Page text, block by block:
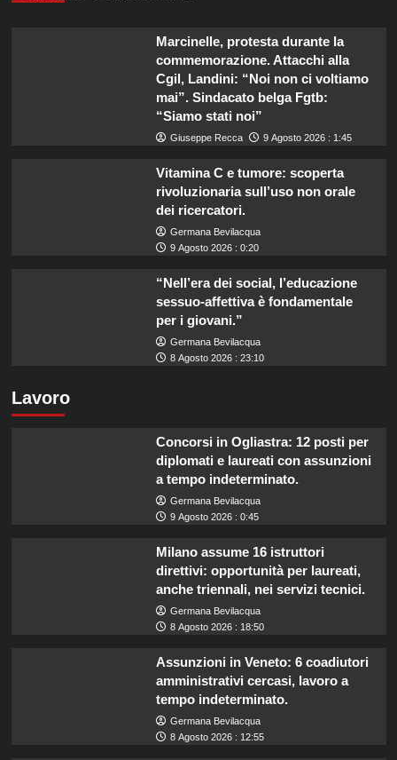
Marcinelle, protesta durante la
commemorazione. Attacchi alla
Cgil, Landini: “Noi non ci voltiamo
mai”. Sindacato belga Fgtb:
“Siamo stati noi”
Giuseppe Recca 9 Agosto 2026 : 1:45
Vitamina C e tumore: scoperta
rivoluzionaria sull’uso non orale
dei ricercatori.
Germana Bevilacqua
9 Agosto 2026 : 0:20
“Nell’era dei social, l’educazione
sessuo-affettiva è fondamentale
per i giovani.”
Germana Bevilacqua
8 Agosto 2026 : 23:10
Lavoro
Concorsi in Ogliastra: 12 posti per
diplomati e laureati con assunzioni
a tempo indeterminato.
Germana Bevilacqua
9 Agosto 2026 : 0:45
Milano assume 16 istruttori
direttivi: opportunità per laureati,
anche triennali, nei servizi tecnici.
Germana Bevilacqua
8 Agosto 2026 : 18:50
Assunzioni in Veneto: 6 coadiutori
amministrativi cercasi, lavoro a
tempo indeterminato.
Germana Bevilacqua
8 Agosto 2026 : 12:55